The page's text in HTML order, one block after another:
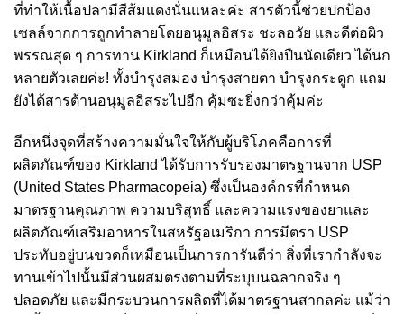
ที่ทำให้เนื้อปลามีสีส้มแดงนั่นแหละค่ะ สารตัวนี้ช่วยปกป้อง
เซลล์จากการถูกทำลายโดยอนุมูลอิสระ ชะลอวัย และดีต่อผิว
พรรณสุด ๆ การทาน Kirkland ก็เหมือนได้ยิงปืนนัดเดียว ได้นก
หลายตัวเลยค่ะ! ทั้งบำรุงสมอง บำรุงสายตา บำรุงกระดูก แถม
ยังได้สารต้านอนุมูลอิสระไปอีก คุ้มซะยิ่งกว่าคุ้มค่ะ
อีกหนึ่งจุดที่สร้างความมั่นใจให้กับผู้บริโภคคือการที่
ผลิตภัณฑ์ของ Kirkland ได้รับการรับรองมาตรฐานจาก USP
(United States Pharmacopeia) ซึ่งเป็นองค์กรที่กำหนด
มาตรฐานคุณภาพ ความบริสุทธิ์ และความแรงของยาและ
ผลิตภัณฑ์เสริมอาหารในสหรัฐอเมริกา การมีตรา USP
ประทับอยู่บนขวดก็เหมือนเป็นการการันตีว่า สิ่งที่เรากำลังจะ
ทานเข้าไปนั้นมีส่วนผสมตรงตามที่ระบุบนฉลากจริง ๆ
ปลอดภัย และมีกระบวนการผลิตที่ได้มาตรฐานสากลค่ะ แม้ว่า